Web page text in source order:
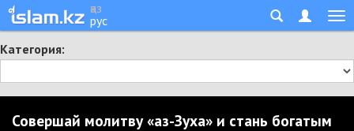
қаз
рус
Категория:
Совершай молитву «аз-Зуха» и стань богатым